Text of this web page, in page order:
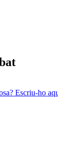
Escriu-ho